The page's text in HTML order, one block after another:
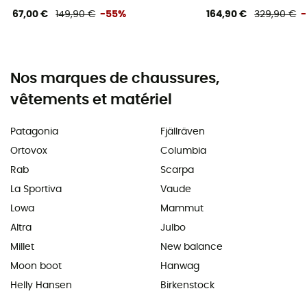
67,00 € 149,90 € -55% 164,90 € 329,90 € -
Nos marques de chaussures,
vêtements et matériel
Patagonia
Ortovox
Rab
La Sportiva
Lowa
Altra
Millet
Moon boot
Helly Hansen
Fjällräven
Columbia
Scarpa
Vaude
Mammut
Julbo
New balance
Hanwag
Birkenstock